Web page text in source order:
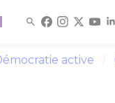
active